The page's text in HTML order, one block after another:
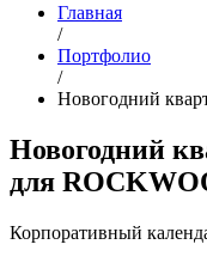
Главная
/
Портфолио
/
Новогодний
Новогодний
для
Корпоративный